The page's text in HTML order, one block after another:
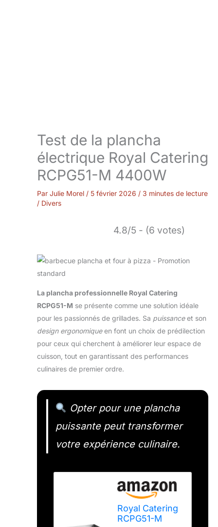
Test de la plancha
électrique Royal Catering
RCPG51-M 4400W
Par Julie Morel / 5 février 2026 / 3 minutes de lecture
/ Divers
4.8/5 - (6 votes)
La plancha professionnelle Royal Catering
RCPG51-M se présente comme une solution idéale
pour les passionnés de grillades. Sa puissanceet son
design ergonomiqueen font un choix de prédilection
pour ceux qui cherchent à améliorer leur espace de
cuisson, tout en garantissant des performances
culinaires de premier ordre.
Opter pour une plancha
puissante peut transformer
votre expérience culinaire.
Royal Catering
RCPG51-M